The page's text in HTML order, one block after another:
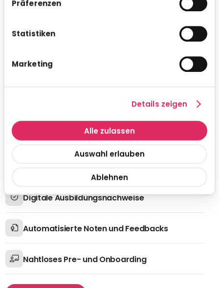
Präferenzen
Statistiken
Marketing
Details zeigen
Alle zulassen
Auswahl erlauben
Ablehnen
Revolutioniere dein Ausbildungsmanagement mit
Ausbildung in deinem Unternehmen. Ermögliche eine
digitale Verwaltung von Berichtsheften, Lernzielen und
papierbasierten Beurteilungen und Feedbacks – mit
Effiziente Einsatzplanung
Digitalisiere die Verwaltung von Ausbildungen
Digitale Ausbildungsnachweise
Automatisierte Noten und Feedbacks
Nahtloses Pre- und Onboarding